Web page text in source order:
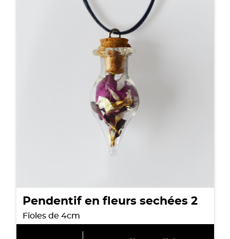
Pendentif en fleurs sechées 2
Fioles de 4cm